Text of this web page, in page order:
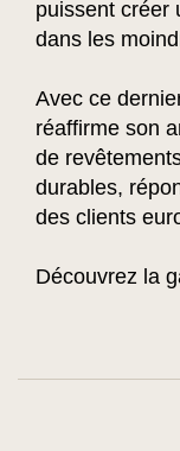
puissent créer
dans les
Avec ce
réaffirme son
de
durables,
des clients
Découvrez la